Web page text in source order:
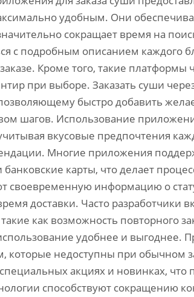
удобным. Они
сокращает время на
с подробным описанием каждого
Кроме того‚ такие платформы
при выборе. Заказать суши
быстро добавить
шагов. Использование
вкусовые предпочтения
Многие приложения
карты‚ что делает
своевременную информацию о
доставки. Часто
как возможность повторного
удобнее и выгоднее.
которые недоступны при обычном
акциях и новинках‚ что
способствуют сокращению